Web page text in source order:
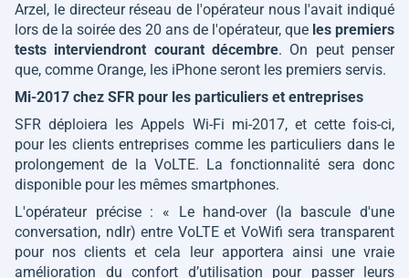
Arzel, le directeur réseau de l'opérateur nous l'avait indiqué
lors de la soirée des 20 ans de l'opérateur, que les premiers
tests interviendront courant décembre. On peut penser
que, comme Orange, les iPhone seront les premiers servis.
Mi-2017 chez SFR pour les particuliers et entreprises
SFR déploiera les Appels Wi-Fi mi-2017, et cette fois-ci,
pour les clients entreprises comme les particuliers dans le
prolongement de la VoLTE. La fonctionnalité sera donc
disponible pour les mêmes smartphones.
L'opérateur précise : «
Le hand-over (la bascule d'une
conversation, ndlr) entre VoLTE et VoWifi sera transparent
pour nos clients et cela leur apportera ainsi une vraie
amélioration du confort d’utilisation pour passer leurs